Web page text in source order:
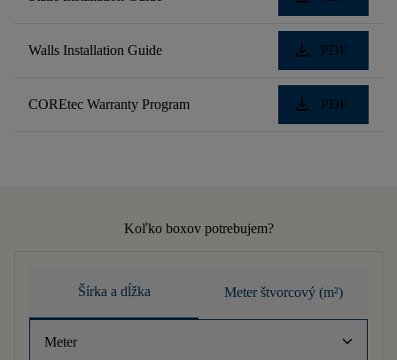
Walls Installation Guide download PDF
COREtec Warranty Program download PDF
Koľko boxov potrebujem?
Šírka a dĺžka Meter štvorcový (m²)
Meter keyboard_arrow_down